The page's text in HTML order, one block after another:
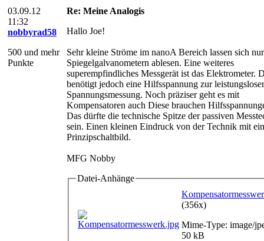
03.09.12
11:32
nobbyrad58
500 und mehr
Punkte
Re: Meine Analogis
Hallo Joe!
Sehr kleine Ströme im nanoA Bereich lassen sich
Spiegelgalvanometern ablesen. Eine weiteres
superempfindliches Messgerät ist das Elektrometer.
benötigt jedoch eine Hilfsspannung zur
Spannungsmessung. Noch präziser geht es mit
Kompensatoren auch Diese brauchen
Das dürfte die technische Spitze der passiven
sein. Einen kleinen Eindruck von der Technik mit
Prinzipschaltbild.
MFG Nobby
Datei-Anhänge
(356x)
Mime-Type: image/
50 kB